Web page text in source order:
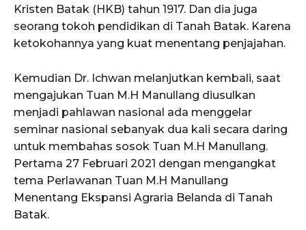
Kristen Batak (HKB) tahun 1917. Dan dia juga
seorang tokoh pendidikan di Tanah Batak. Karena
ketokohannya yang kuat menentang penjajahan.
Kemudian Dr. Ichwan melanjutkan kembali, saat
mengajukan Tuan M.H Manullang diusulkan
menjadi pahlawan nasional ada menggelar
seminar nasional sebanyak dua kali secara daring
untuk membahas sosok Tuan M.H Manullang.
Pertama 27 Februari 2021 dengan mengangkat
tema Perlawanan Tuan M.H Manullang
Menentang Ekspansi Agraria Belanda di Tanah
Batak.